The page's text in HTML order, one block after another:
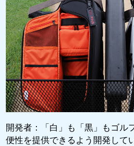
開発者：
「白」も「黒」もゴル
便性を提供できるよう開発して